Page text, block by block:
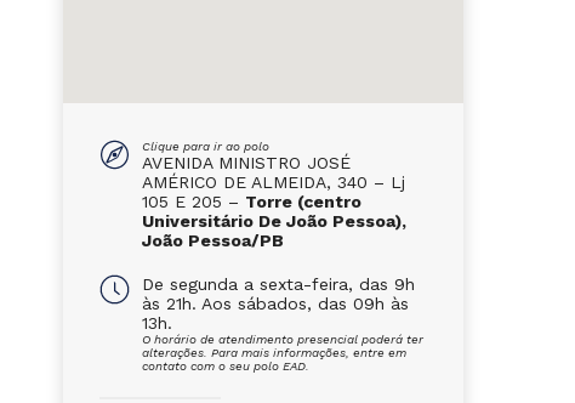
Clique para ir ao polo
AVENIDA MINISTRO JOSÉ
AMÉRICO DE ALMEIDA, 340 – Lj
105 E 205 – Torre (centro
Universitário De João Pessoa),
João Pessoa/PB
De segunda a sexta-feira, das 9h
às 21h. Aos sábados, das 09h às
13h.
O horário de atendimento presencial poderá ter
alterações. Para mais informações, entre em
contato com o seu polo EAD.